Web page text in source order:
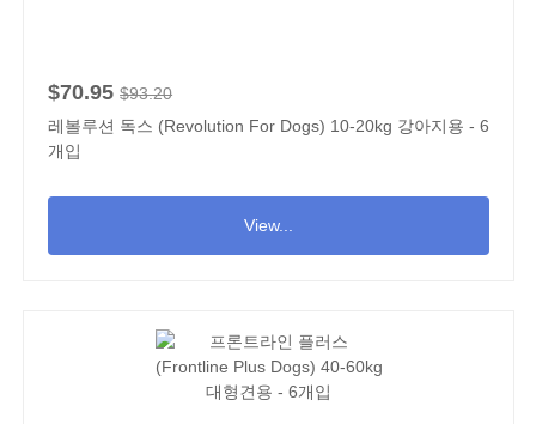
$70.95 $93.20
레볼루션 독스 (Revolution For Dogs) 10-20kg 강아지용 - 6
개입
View...